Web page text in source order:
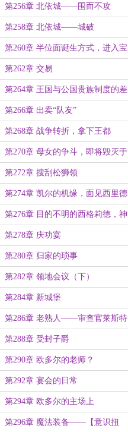
（下）
第256章 北依城——围而不攻
第258章 北依城——城破
第260章 半位面诞生方式，进入宝
库
第262章 交易
第264章 王国与公国贵族制度的差
别
第266章 出卖“队友”
第268章 战争转折，拿下王都
第270章 母女的争斗，即将毁灭于
阴谋之下的松狮领
第272章 搜刮松狮领
第274章 凯尔的机缘，面见西里德
第276章 目的不明的西格莉德，神
秘的枯瘦老人
第278章 庆功宴
第280章 归家的琐事
第282章 领地会议（下）
第284章 新城堡
第286章 老熟人——审查官莱斯特
第288章 受封子爵
第290章 欧多尔的老师？
第292章 宴会的日常
第294章 欧多尔的主场上
第296章 魔法装备——【意识扭